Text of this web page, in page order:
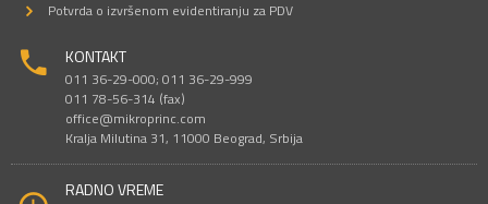
Potvrda o izvršenom evidentiranju za PDV
KONTAKT
011 36-29-000; 011 36-29-999
011 78-56-314 (fax)
office@mikroprinc.com
Kralja Milutina 31, 11000 Beograd, Srbija
RADNO VREME